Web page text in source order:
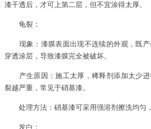
漆干透后，才可上第二层，但不宜涂得太厚。
龟裂：
现象：漆膜表面出现不连续的外观，既产
穿透涂层，导致漆膜完全被破坏。
产生原因：施工太厚，稀释剂添加太少进
裂越严重，常见于硝基漆。
处理方法：硝基漆可采用强溶剂擦洗均匀，
发白：